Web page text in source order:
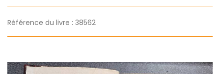
Référence du livre : 38562